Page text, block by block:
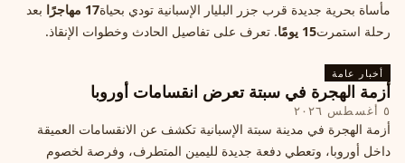
مأساة بحرية جديدة قرب جزر البليار الإسبانية تودي بحياة17 مهاجرًا
بعد
رحلة استمرت15 يومًا . تعرف على تفاصيل الحادث وخطوات الإنقاذ.
أخبار عامة
أزمة الهجرة في سبتة تعرض انقسامات أوروبا
٥ أغسطس ٢٠٢٦
أزمة الهجرة في مدينة سبتة الإسبانية تكشف عن الانقسامات العميقة
داخل أوروبا، وتعطي دفعة جديدة لليمين المتطرف، وفرصة لخصوم